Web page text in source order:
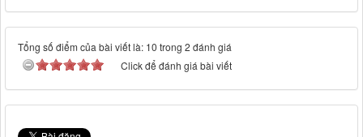
Tổng số điểm của bài viết là: 10 trong 2 đánh giá
Click để đánh giá bài viết